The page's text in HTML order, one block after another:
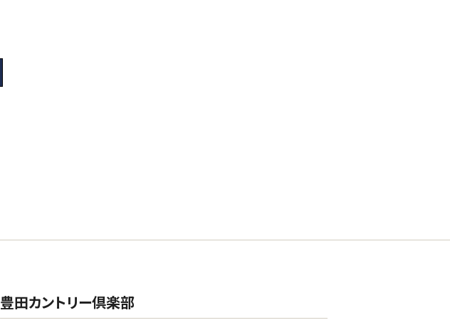
豊田カントリー倶楽部